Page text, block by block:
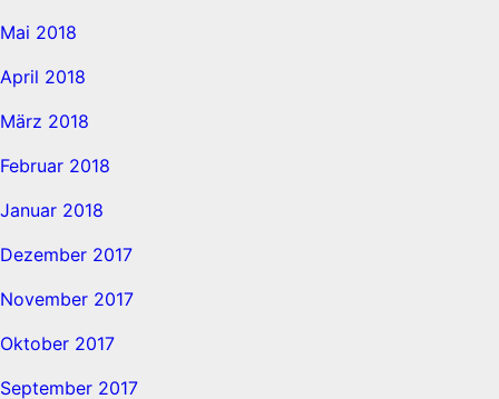
Mai 2018
April 2018
März 2018
Februar 2018
Januar 2018
Dezember 2017
November 2017
Oktober 2017
September 2017